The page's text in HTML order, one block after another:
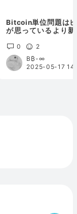
Bitcoin単位問題は
が思っているより
0
2
B₿-∞
2025-05-17